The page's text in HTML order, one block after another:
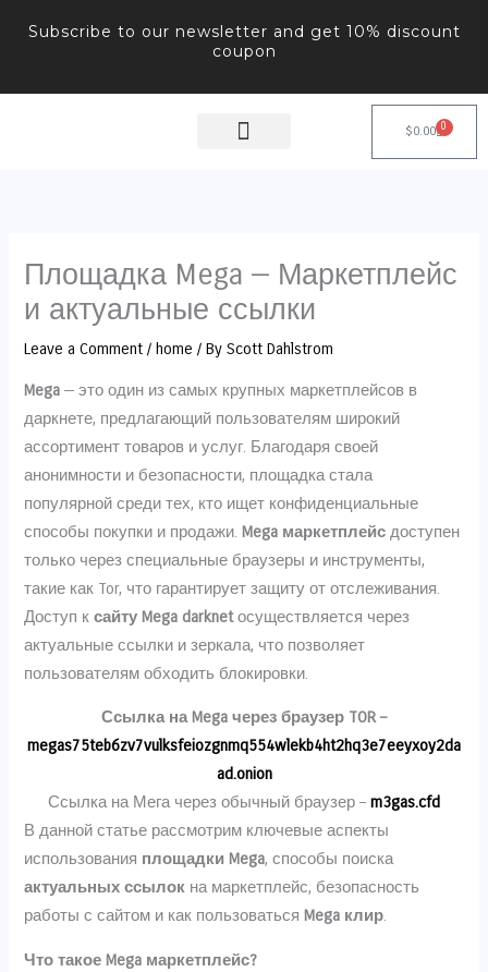
Subscribe to our newsletter and get 10% discount
coupon
$0.00 0
Cart
Площадка Mega — Маркетплейс
и актуальные ссылки
Leave a Comment / home / ByScott Dahlstrom
Mega — это один из самых крупных маркетплейсов в
даркнете, предлагающий пользователям широкий
ассортимент товаров и услуг. Благодаря своей
анонимности и безопасности, площадка стала
популярной среди тех, кто ищет конфиденциальные
способы покупки и продажи. Mega маркетплейс доступен
только через специальные браузеры и инструменты,
такие как Tor, что гарантирует защиту от отслеживания.
Доступ ксайту Mega darknetосуществляется через
актуальные ссылки и зеркала, что позволяет
пользователям обходить блокировки.
Ссылка на Mega через браузер TOR –
megas75teb6zv7vulksfeiozgnmq554wlekb4ht2hq3e7eeyxoy2da
ad.onion
Ссылка на Мега через обычный браузер – m3gas.cfd
В данной статье рассмотрим ключевые аспекты
использования площадки Mega, способы поиска
актуальных ссылок на маркетплейс, безопасность
работы с сайтом и как пользоваться Mega клир.
Что такое Mega маркетплейс?